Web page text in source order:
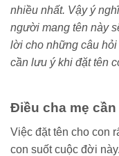
nhiều nhất. Vậy ý
người mang tên này
lời cho những câu
cần lưu ý khi đặt tên
Điều cha mẹ
Việc đặt tên cho con
con suốt cuộc đời